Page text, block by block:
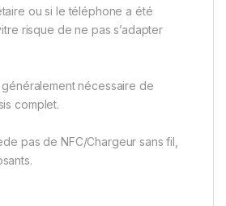
ou si le téléphone a été
risque de ne pas s’adapter
nécessaire de
complet.
pas de NFC/Chargeur sans fil,